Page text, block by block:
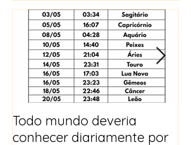
Todo mundo deveria
conhecer diariamente por